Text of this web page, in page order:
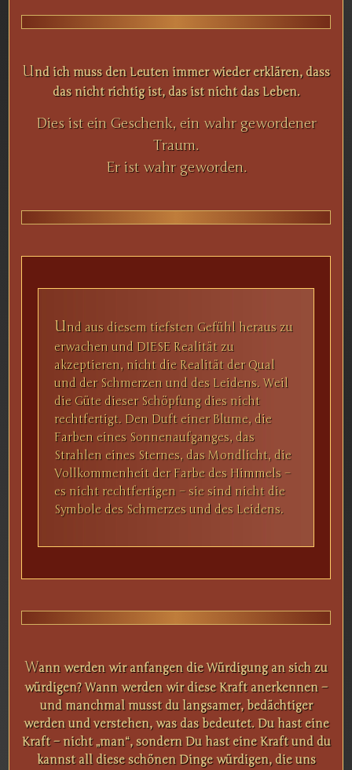
Und ich muss den Leuten immer wieder erklären, dass
das nicht richtig ist, das ist nicht das Leben.
Dies ist ein Geschenk, ein wahr gewordener
Traum.
Er ist wahr geworden.
Und aus diesem tiefsten Gefühl heraus zu
erwachen und DIESE Realität zu
akzeptieren, nicht die Realität der Qual
und der Schmerzen und des Leidens. Weil
die Güte dieser Schöpfung dies nicht
rechtfertigt. Den Duft einer Blume, die
Farben eines Sonnenaufganges, das
Strahlen eines Sternes, das Mondlicht, die
Vollkommenheit der Farbe des Himmels –
es nicht rechtfertigen – sie sind nicht die
Symbole des Schmerzes und des Leidens.
Wann werden wir anfangen die Würdigung an sich zu
würdigen? Wann werden wir diese Kraft anerkennen –
und manchmal musst du langsamer, bedächtiger
werden und verstehen, was das bedeutet. Du hast eine
Kraft – nicht „man“, sondern Du hast eine Kraft und du
kannst all diese schönen Dinge würdigen, die uns